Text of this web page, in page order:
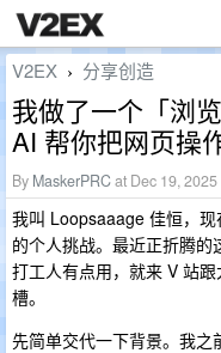
V2EX › 分享创造
我做了一个「浏
AI 帮你把网页操
By MaskerPRCat Dec 19, 2025
我叫 Loopsaaage 佳恒，现
的个人挑战。最近正折腾
打工人有点用，就来 V 站
槽。
先简单交代一下背景。我